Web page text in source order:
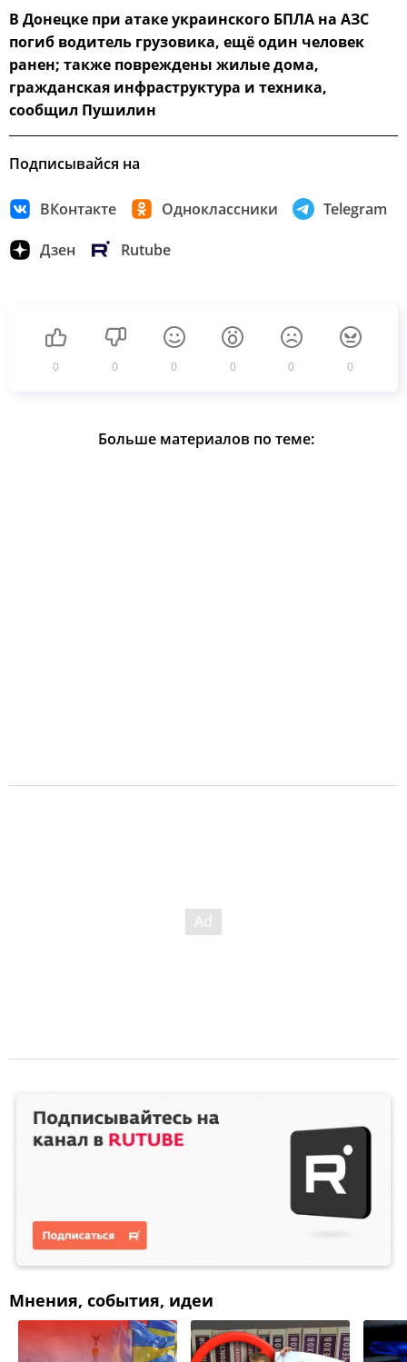
В Донецке при атаке украинского БПЛА на АЗС
погиб водитель грузовика, ещё один человек
ранен; также повреждены жилые дома,
гражданская инфраструктура и техника,
сообщил Пушилин
Подписывайся на
ВКонтакте Одноклассники Telegram
Дзен Rutube
0 0 0 0 0 0
Больше материалов по теме:
Мнения, события, идеи